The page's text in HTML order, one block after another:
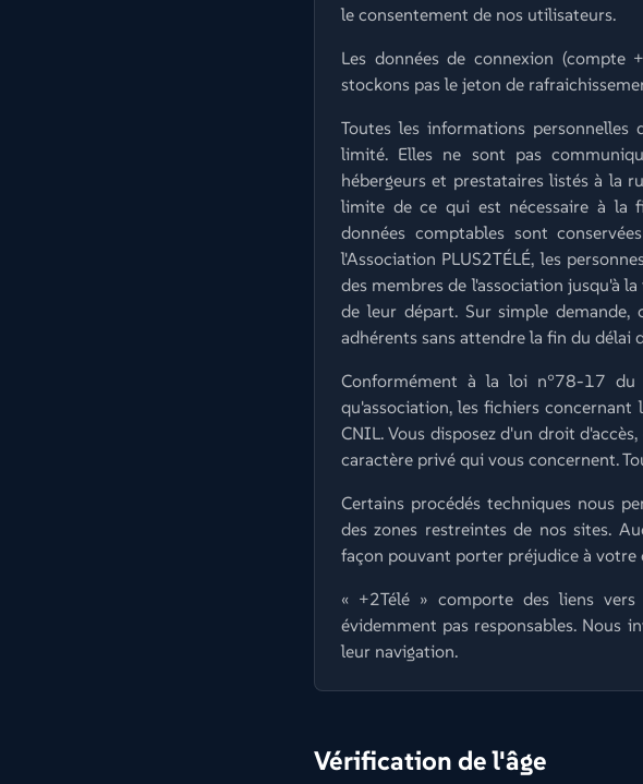
le consentement de nos utilisateurs.
Les données de connexion (compte
stockons pas le jeton de
Toutes les informations
limité. Elles ne sont pas
hébergeurs et prestataires listés à la
limite de ce qui est nécessaire à la
données comptables sont
l'Association PLUS2TÉLÉ, les
des membres de l'association jusqu'à
de leur départ. Sur simple
adhérents sans attendre la fin du délai
Conformément à la loi n°78-17
qu'association, les fichiers
CNIL. Vous disposez d'un droit
caractère privé qui vous concernent.
Certains procédés techniques nous
des zones restreintes de nos sites.
façon pouvant porter préjudice à
« +2Télé » comporte des liens
évidemment pas responsables. Nous
leur navigation.
Vérification de l'âge